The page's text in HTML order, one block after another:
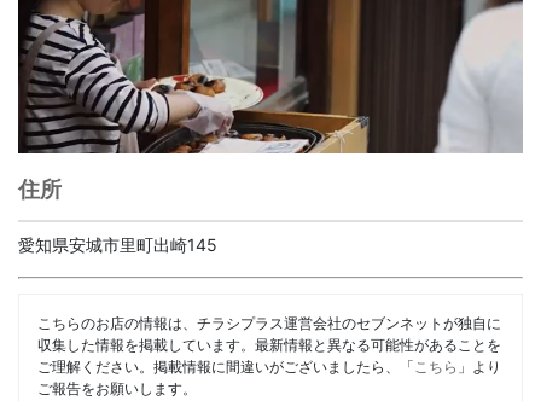
住所
愛知県安城市里町出崎145
こちらのお店の情報は、チラシプラス運営会社のセブンネットが独自に
収集した情報を掲載しています。最新情報と異なる可能性があることを
ご理解ください。掲載情報に間違いがございましたら、「 こちら 」より
ご報告をお願いします。